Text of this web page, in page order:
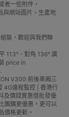
者一些附件，
與網站圖片、生產地
裝，歡迎與我們聯
113°、對角 136° 廣
price in
V300 前後車廂三
4G遠程監控 | 香港行
及價錢實惠借批發優
團購更優惠，更可以
價格更新。